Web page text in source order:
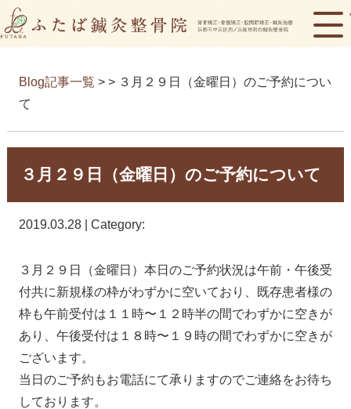
Blog記事一覧 > > ３月２９日（金曜日）のご予約につい
て
３月２９日（金曜日）のご予約について
2019.03.28 | Category:
３月２９日（金曜日）本日のご予約状況は午前・午後受
付共に新規様の枠がわずかに空いており、既存患者様の
枠も午前受付は１１時〜１２時半の間でわずかに空きが
あり、午後受付は１８時〜１９時の間でわずかに空きが
ございます。
当日のご予約もお電話にて承りますのでご連絡をお待ち
しております。